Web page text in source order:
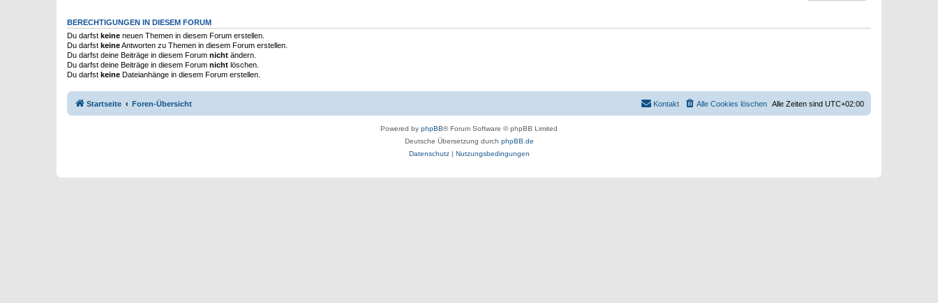
BERECHTIGUNGEN IN DIESEM FORUM
Du darfst keine neuen Themen in diesem Forum erstellen.
Du darfst keineAntworten zu Themen in diesem Forum erstellen.
Du darfst deine Beiträge in diesem Forum nicht ändern.
Du darfst deine Beiträge in diesem Forum nicht löschen.
Du darfst keine Dateianhänge in diesem Forum erstellen.
Startseite Foren-Übersicht Alle Zeiten sind UTC+02:00
Alle Cookies löschen
Kontakt
Powered by phpBB® Forum Software © phpBB Limited
Deutsche Übersetzung durch phpBB.de
Datenschutz| Nutzungsbedingungen